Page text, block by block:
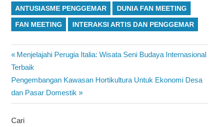
ANTUSIASME PENGGEMAR DUNIA FAN MEETING
FAN MEETING INTERAKSI ARTIS DAN PENGGEMAR
Navigasi
pos
Previous
Post:
Menjelajahi Perugia Italia: Wisata Seni Budaya Internasional
Terbaik
Next
Post:
Pengembangan Kawasan Hortikultura Untuk Ekonomi Desa
dan Pasar Domestik
Cari